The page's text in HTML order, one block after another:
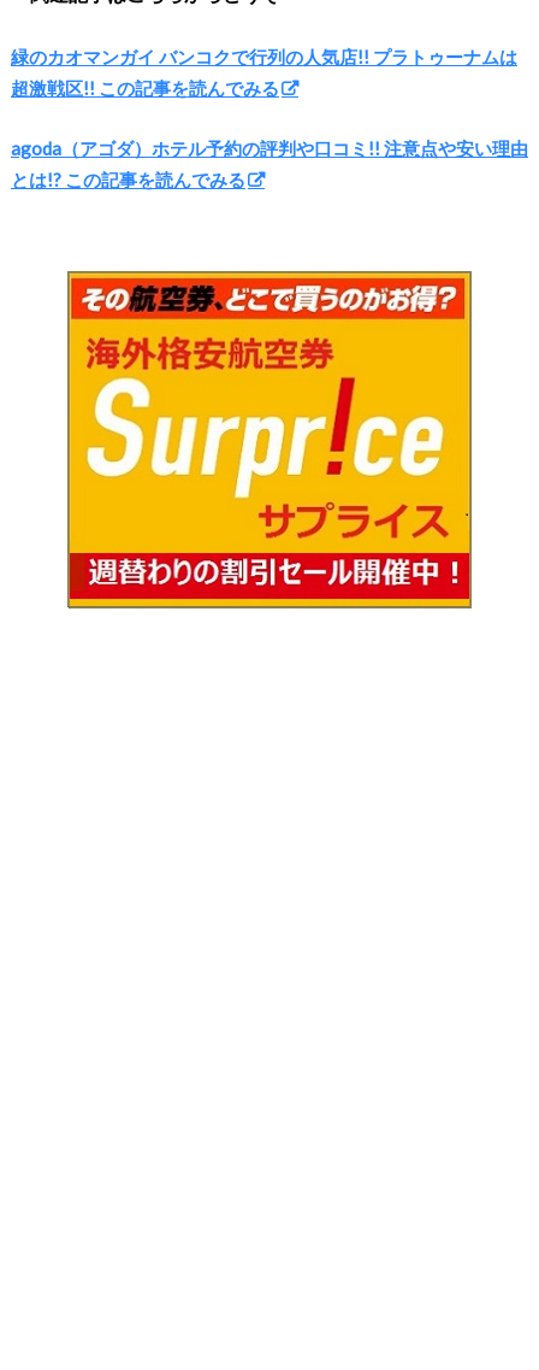
緑のカオマンガイ バンコクで行列の人気店!! プラトゥーナムは
超激戦区!! この記事を読んでみる
agoda（アゴダ）ホテル予約の評判や口コミ!! 注意点や安い理由
とは!? この記事を読んでみる